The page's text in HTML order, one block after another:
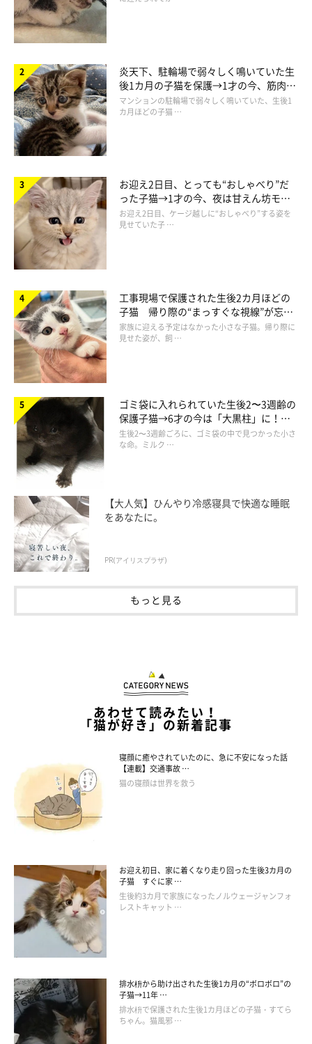
＠pandakomachi
袋の中に頭をつっ込むパンきゅん。
＠pandakomachi
うにゃ〜〜〜！(ﾉФωФ)ﾉ
前が見えないまま、ズルズルと袋を押していきます！
「ふつうに入るだけじゃ、つまらないもんにゃ！」
アグレッシブに挑み続ける、かわいいパンきゅん(・∀・) 今後
もその姿に注目したいですねっ♡
参照／Instagram（＠pandakomachi）
文／雨宮カイ
炎天下、駐輪場で弱々しく鳴いていた生
後1カ月の子猫を保護→1才の今、筋肉質
でツンデレなコに成長
マンションの駐輪場で弱々しく鳴いていた、生後1
カ月ほどの子猫 …
お迎え2日目、とっても“おしゃべり”だ
った子猫→1才の今、夜は甘えん坊モー
ドになるコに成長！
お迎え2日目、ケージ越しに“おしゃべり”する姿を
見せていた子 …
工事現場で保護された生後2カ月ほどの
子猫 帰り際の“まっすぐな視線”が忘れ
られず、家族の一員に
家族に迎える予定はなかった小さな子猫。帰り際に
見せた姿が、飼 …
ゴミ袋に入れられていた生後2〜3週齢の
保護子猫→6才の今は「大黒柱」に！
美しい黒猫に成長した姿にグッとくる
生後2〜3週齢ごろに、ゴミ袋の中で見つかった小さ
な命。ミルク …
【大人気】ひんやり冷感寝具で快適な睡眠
をあなたに。
PR(アイリスプラザ)
もっと見る
あわせて読みたい！
「猫が好き」の新着記事
寝顔に癒やされていたのに、急に不安になった話
【連載】交通事故 …
猫の寝顔は世界を救う
お迎え初日、家に着くなり走り回った生後3カ月の
子猫 すぐに家 …
生後約3カ月で家族になったノルウェージャンフォ
レストキャット …
排水枡から助け出された生後1カ月の“ボロボロ”の
子猫→11年 …
排水枡で保護された生後1カ月ほどの子猫・すてら
ちゃん。猫風邪 …